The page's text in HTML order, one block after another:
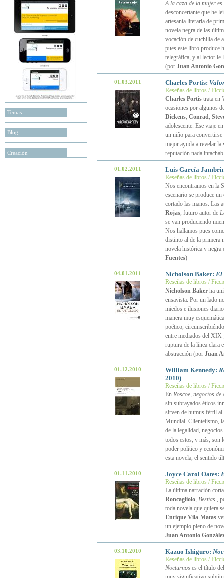
Temas
Blog
Creación
A la caza de la mujeres
desconcertante que he
artesanía literaria de
novela negra de las
vocación de cuchilla de
pues este libro produce
telegráfica, y al lector le
(por Juan Antonio
01.03.2011 Charles Portis:
Reseñas de libros /
Charles Portistrata en
ocasiones por algunos
Dickens, Conrad,
adolescente. Ese viaje
un niño para
mejor ayuda a revelar la
reputación nada
01.02.2011 Luis García
Reseñas de libros /
Nos encontramos en la
escenario se produce
cortado las manos. Las
Rojas, futuro autor de
se van produciendo
Nos hallamos pues
distinto al de la primera
novela histórica y negra
Fuentes)
04.01.2011 Nicholson Baker: El
Reseñas de libros /
Nicholson Bakerha
ensayista. Por un lado
miedos e ilusiones
manera muy
poético,
entre mediados del XIX
ruptura de la línea clara
abstracción (por Juan
01.12.2010 William Kennedy:
2010)
Reseñas de libros /
En Roscoe, negocios
sin subrayados éticos
sirven de humus fértil al
Mundial. Clientelismo,
de la legalidad,
todos estos, y más, son
poder político y
esta novela, el sentido
01.11.2010 Joyce Carol Oates:
Reseñas de libros /
La última narración
Roncagliolo, Bestias,
toda novela que quiera
Enrique Vila-Matas
un ejemplo pleno de
Juan Antonio
03.10.2010 Kazuo Ishiguro:
Reseñas de libros /
Nocturnoses el título